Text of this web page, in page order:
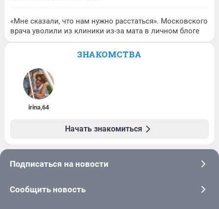
«Мне сказали, что нам нужно расстаться». Московского
врача уволили из клиники из-за мата в личном блоге
ЗНАКОМСТВА
irina,64
Начать знакомиться
Подписаться на новости
Сообщить новость